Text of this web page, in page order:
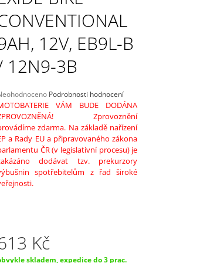
12V, EB9L-B
12N9-3B
hvězdiček.
Podrobnosti hodnocení
VÁM BUDE DODÁNA
Zprovoznění
zdarma. Na základě nařízení
a Rady EU a připravovaného zákona
ČR (v legislativní procesu) je
dodávat tzv. prekurzory
spotřebitelům z řad široké
Kč
skladem, expedice do 3 prac.
Kč